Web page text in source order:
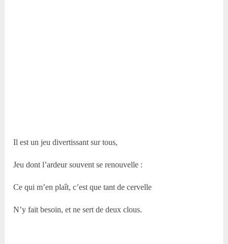
Il est un jeu divertissant sur tous,
Jeu dont l’ardeur souvent se renouvelle :
Ce qui m’en plaît, c’est que tant de cervelle
N’y fait besoin, et ne sert de deux clous.